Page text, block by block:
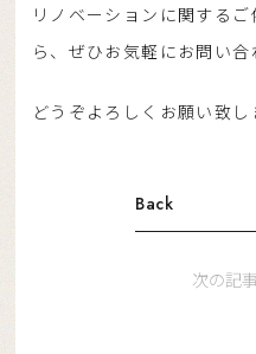
リノベ
不動産
リノベーションに関する
ら、ぜひお気軽にお問い合
どうぞよろしくお願い致し
Back
次の記